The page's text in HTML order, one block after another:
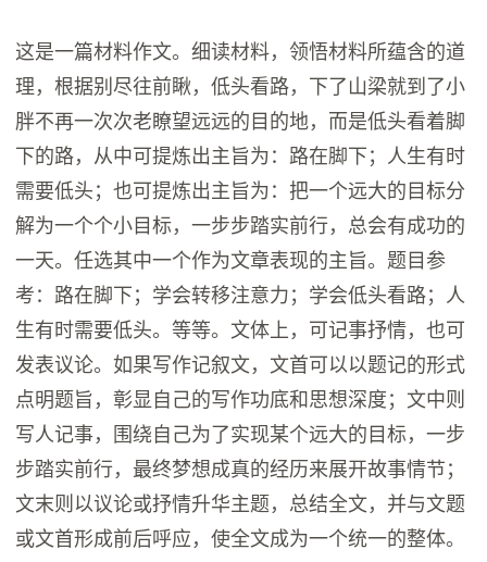
这是一篇材料作文。细读材料，领悟材料所蕴含的道
理，根据别尽往前瞅，低头看路，下了山梁就到了小
胖不再一次次老瞭望远远的目的地，而是低头看着脚
下的路，从中可提炼出主旨为：路在脚下；人生有时
需要低头；也可提炼出主旨为：把一个远大的目标分
解为一个个小目标，一步步踏实前行，总会有成功的
一天。任选其中一个作为文章表现的主旨。题目参
考：路在脚下；学会转移注意力；学会低头看路；人
生有时需要低头。等等。文体上，可记事抒情，也可
发表议论。如果写作记叙文，文首可以以题记的形式
点明题旨，彰显自己的写作功底和思想深度；文中则
写人记事，围绕自己为了实现某个远大的目标，一步
步踏实前行，最终梦想成真的经历来展开故事情节；
文末则以议论或抒情升华主题，总结全文，并与文题
或文首形成前后呼应，使全文成为一个统一的整体。